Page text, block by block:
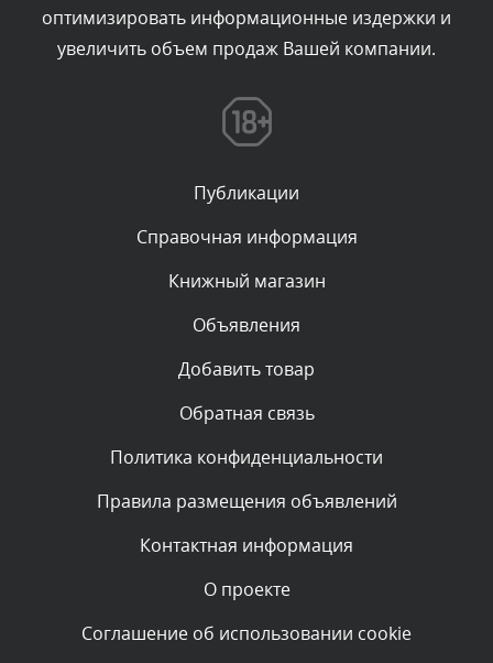
Сегодня, в 10:06
Комментарий проверяется
Текст комментария будет виден после проверки
Комментарий проверяется
Текст комментария будет виден после проверки
администратором.
Комментарий проверяется
администратором.
Комментарий проверяется
администратором.
Комментарий проверяется
администратором.
оптимизировать информационные издержки и
увеличить объем продаж Вашей компании.
Публикации
Справочная информация
Книжный магазин
Объявления
Добавить товар
Обратная связь
Политика конфиденциальности
Правила размещения объявлений
Контактная информация
О проекте
Соглашение об использовании cookie